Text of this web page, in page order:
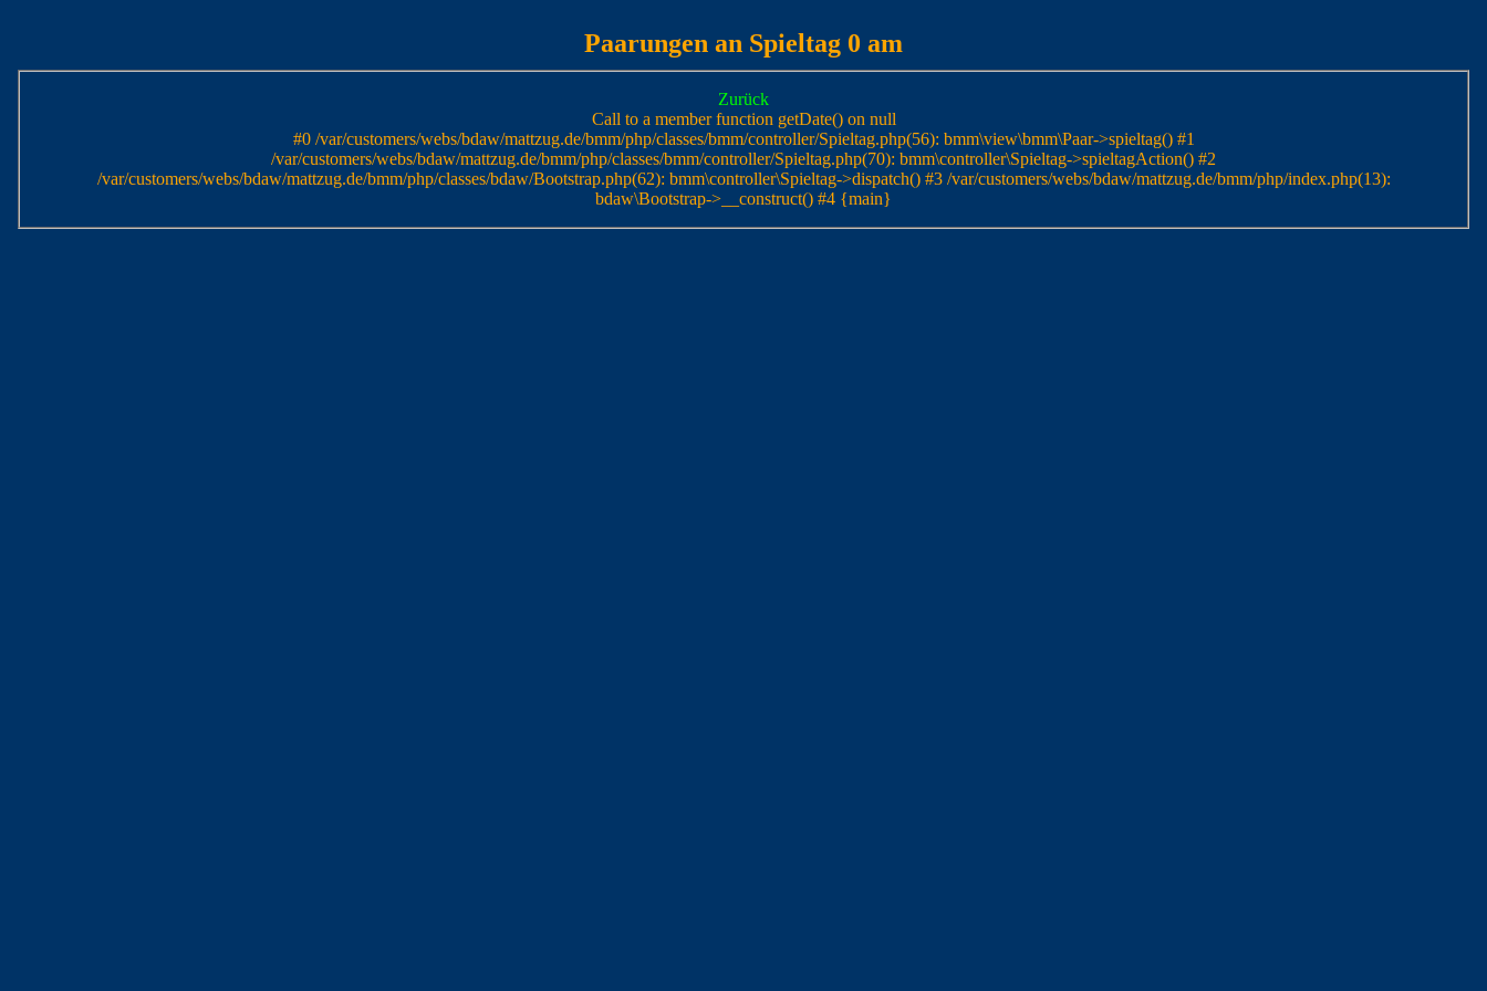
Paarungen an Spieltag 0 am
Zurück
Call to a member function getDate() on null
#0 /var/customers/webs/bdaw/mattzug.de/bmm/php/classes/bmm/controller/Spieltag.php(56): bmm\view\bmm\Paar->spieltag() #1
/var/customers/webs/bdaw/mattzug.de/bmm/php/classes/bmm/controller/Spieltag.php(70): bmm\controller\Spieltag->spieltagAction() #2
/var/customers/webs/bdaw/mattzug.de/bmm/php/classes/bdaw/Bootstrap.php(62): bmm\controller\Spieltag->dispatch() #3 /var/customers/webs/bdaw/mattzug.de/bmm/php/index.php(13):
bdaw\Bootstrap->__construct() #4 {main}